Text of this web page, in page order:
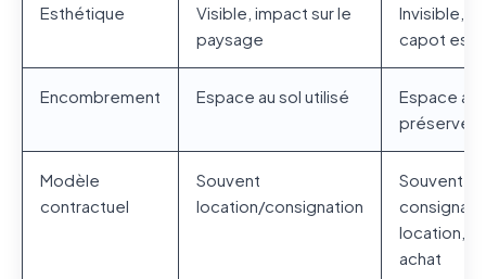
Esthétique
Visible, impact sur le
paysage
Invisible,
capot est
Encombrement Espace au sol utilisé
Espace au
préservé
Modèle
contractuel
Souvent
location/consignation
Souvent en
location,
achat